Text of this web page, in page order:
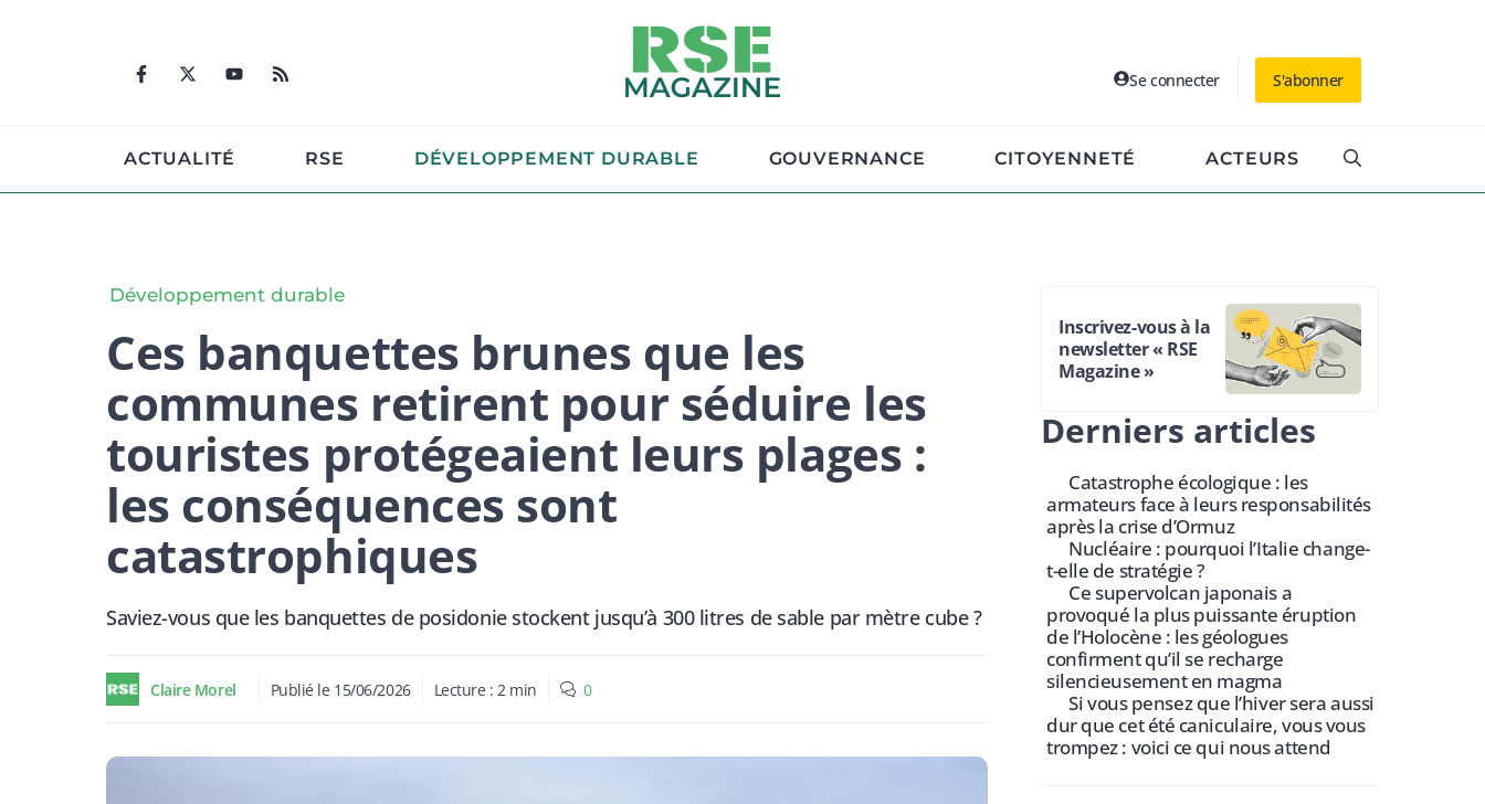
Se connecter S'abonner
ACTUALITÉ RSE DÉVELOPPEMENT DURABLE GOUVERNANCE CITOYENNETÉ ACTEURS
Développement durable
Ces banquettes brunes que les
communes retirent pour séduire les
touristes protégeaient leurs plages :
les conséquences sont
catastrophiques
Saviez-vous que les banquettes de posidonie stockent jusqu’à 300 litres de sable par mètre cube ?
Claire Morel Publié le 15/06/2026 Lecture : 2 min 0
Inscrivez-vous à la
newsletter « RSE
Magazine »
Derniers articles
Catastrophe écologique : les
armateurs face à leurs responsabilités
après la crise d’Ormuz
Nucléaire : pourquoi l’Italie change-
t-elle de stratégie ?
Ce supervolcan japonais a
provoqué la plus puissante éruption
de l’Holocène : les géologues
confirment qu’il se recharge
silencieusement en magma
Si vous pensez que l’hiver sera aussi
dur que cet été caniculaire, vous vous
trompez : voici ce qui nous attend